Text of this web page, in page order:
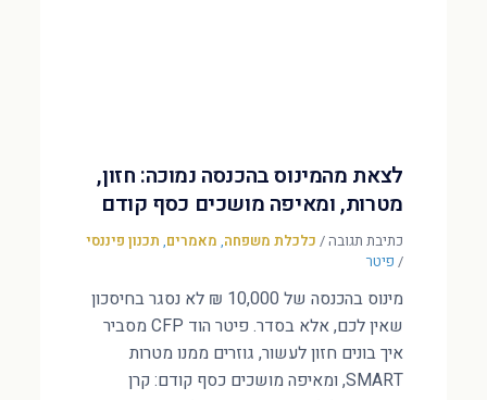
לצאת מהמינוס בהכנסה נמוכה: חזון,
מטרות, ומאיפה מושכים כסף קודם
כתיבת תגובה/ כלכלת משפחה, מאמרים, תכנון פיננסי
/ פיטר
מינוס בהכנסה של 10,000 ₪ לא נסגר בחיסכון
שאין לכם, אלא בסדר. פיטר הוד CFP מסביר
איך בונים חזון לעשור, גוזרים ממנו מטרות
SMART, ומאיפה מושכים כסף קודם: קרן